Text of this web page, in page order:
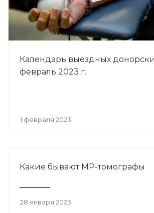
Календарь выездных
февраль 2023 г.
1 февраля 2023
Какие бывают МР-томографы
28 января 2023